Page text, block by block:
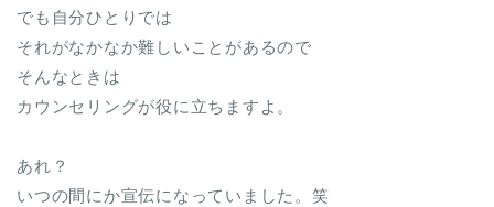
でも自分ひとりでは
それがなかなか難しいことがあるので
そんなときは
カウンセリングが役に立ちますよ。
あれ？
いつの間にか宣伝になっていました。笑